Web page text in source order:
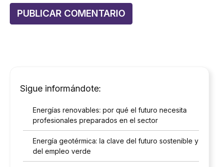
Sigue informándote:
Energías renovables: por qué el futuro necesita
profesionales preparados en el sector
Energía geotérmica: la clave del futuro sostenible y
del empleo verde